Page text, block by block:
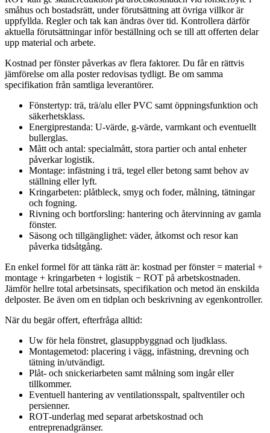
småhus och bostadsrätt, under förutsättning att övriga villkor är
uppfyllda. Regler och tak kan ändras över tid. Kontrollera därför
aktuella förutsättningar inför beställning och se till att offerten delar
upp material och arbete.
Kostnad per fönster påverkas av flera faktorer. Du får en rättvis
jämförelse om alla poster redovisas tydligt. Be om samma
specifikation från samtliga leverantörer.
Fönstertyp: trä, trä/alu eller PVC samt öppningsfunktion och
säkerhetsklass.
Energiprestanda: U‑värde, g‑värde, varmkant och eventuellt
bullerglas.
Mått och antal: specialmått, stora partier och antal enheter
påverkar logistik.
Montage: infästning i trä, tegel eller betong samt behov av
ställning eller lyft.
Kringarbeten: plåtbleck, smyg och foder, målning, tätningar
och fogning.
Rivning och bortforsling: hantering och återvinning av gamla
fönster.
Säsong och tillgänglighet: väder, åtkomst och resor kan
påverka tidsåtgång.
En enkel formel för att tänka rätt är: kostnad per fönster = material +
montage + kringarbeten + logistik − ROT på arbetskostnaden.
Jämför hellre total arbetsinsats, specifikation och metod än enskilda
delposter. Be även om en tidplan och beskrivning av egenkontroller.
När du begär offert, efterfråga alltid:
Uw för hela fönstret, glasuppbyggnad och ljudklass.
Montagemetod: placering i vägg, infästning, drevning och
tätning in/utvändigt.
Plåt- och snickeriarbeten samt målning som ingår eller
tillkommer.
Eventuell hantering av ventilationsspalt, spaltventiler och
persienner.
ROT‑underlag med separat arbetskostnad och
entreprenadgränser.